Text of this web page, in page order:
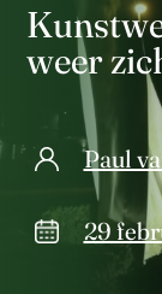
weer
Paul
29